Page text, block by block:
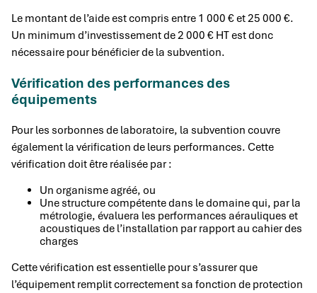
Le montant de l’aide est compris entre 1 000 € et 25 000 €.
Un minimum d’investissement de 2 000 € HT est donc
nécessaire pour bénéficier de la subvention.
Vérification des performances des
équipements
Pour les sorbonnes de laboratoire, la subvention couvre
également la vérification de leurs performances. Cette
vérification doit être réalisée par :
Un organisme agréé, ou
Une structure compétente dans le domaine qui, par la
métrologie, évaluera les performances aérauliques et
acoustiques de l’installation par rapport au cahier des
charges
Cette vérification est essentielle pour s’assurer que
l’équipement remplit correctement sa fonction de protection